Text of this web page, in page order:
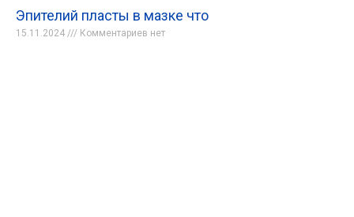
Эпителий пласты в мазке что
15.11.2024 Комментариев нет